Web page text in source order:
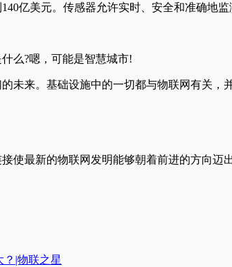
亿美元。传感器允许实时、安全和准确地
么?嗯，可能是智慧城市!
未来。基础设施中的一切都与物联网有关，
使最新的物联网发明能够朝着前进的方向
|物联之星